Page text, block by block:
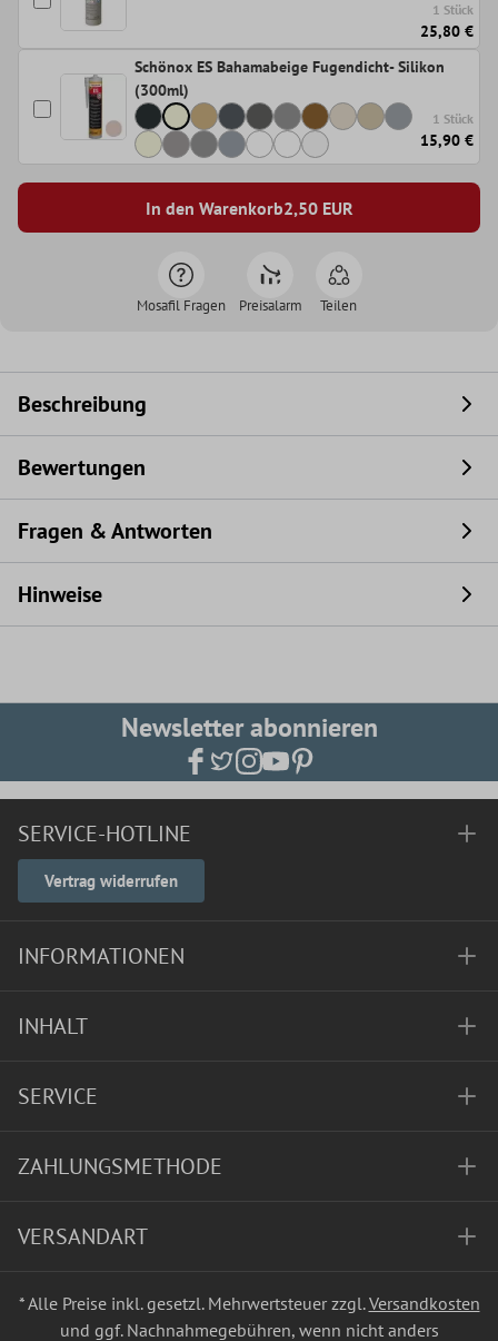
1 Stück
25,80 €
Schönox ES Bahamabeige Fugendicht- Silikon
(300ml)
1 Stück
15,90 €
In den Warenkorb2,50EUR
Mosafil Fragen Preisalarm Teilen
Beschreibung
Bewertungen
Fragen & Antworten
Hinweise
Newsletter abonnieren
SERVICE-HOTLINE
Vertrag widerrufen
INFORMATIONEN
INHALT
SERVICE
ZAHLUNGSMETHODE
VERSANDART
* Alle Preise inkl. gesetzl. Mehrwertsteuer zzgl.Versandkosten
und ggf. Nachnahmegebühren, wenn nicht anders